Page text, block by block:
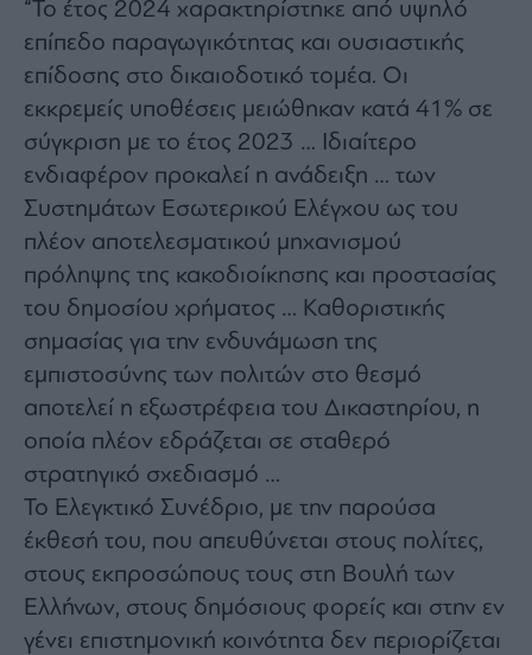
Monocle
Media
Lab
Mononews100
Εγγραφείτε
στο
Newsletter
mononews.gr
By
submitting
your
email,
you
agree
our
and
Privacy
Notice.
You
“Το έτος 2024 χαρακτηρίστηκε από υψηλό
επίπεδο παραγωγικότητας και ουσιαστικής
επίδοσης στο δικαιοδοτικό τομέα. Οι
εκκρεμείς υποθέσεις μειώθηκαν κατά 41% σε
σύγκριση με το έτος 2023 … Ιδιαίτερο
ενδιαφέρον προκαλεί η ανάδειξη … των
Συστημάτων Εσωτερικού Ελέγχου ως του
πλέον αποτελεσματικού μηχανισμού
πρόληψης της κακοδιοίκησης και προστασίας
του δημοσίου χρήματος … Καθοριστικής
σημασίας για την ενδυνάμωση της
εμπιστοσύνης των πολιτών στο θεσμό
αποτελεί η εξωστρέφεια του Δικαστηρίου, η
οποία πλέον εδράζεται σε σταθερό
στρατηγικό σχεδιασμό …
Το Ελεγκτικό Συνέδριο, με την παρούσα
έκθεσή του, που απευθύνεται στους πολίτες,
στους εκπροσώπους τους στη Βουλή των
Ελλήνων, στους δημόσιους φορείς και στην εν
γένει επιστημονική κοινότητα δεν περιορίζεται